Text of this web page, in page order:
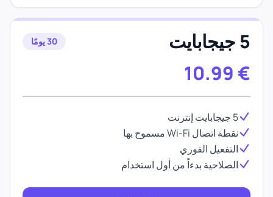
5 جيجابايت 30 يومًا
10.99 €
5 جيجابايت إنترنت
نقطة اتصال Wi-Fi مسموح بها
التفعيل الفوري
الصلاحية بدءاً من أول استخدام